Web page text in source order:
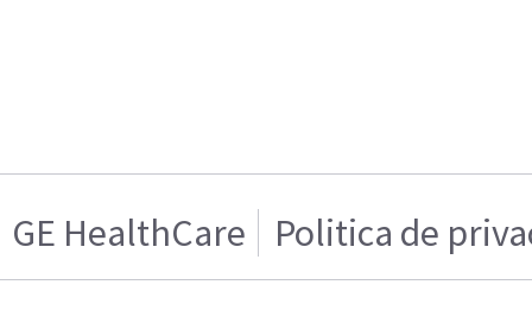
GE HealthCare Politica de